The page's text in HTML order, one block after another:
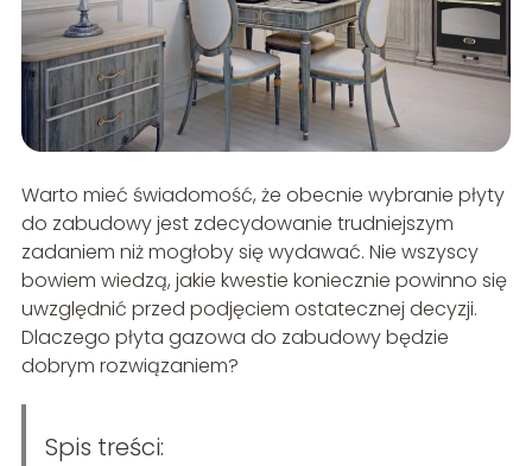
Warto mieć świadomość, że obecnie wybranie płyty
do zabudowy jest zdecydowanie trudniejszym
zadaniem niż mogłoby się wydawać. Nie wszyscy
bowiem wiedzą, jakie kwestie koniecznie powinno się
uwzględnić przed podjęciem ostatecznej decyzji.
Dlaczego płyta gazowa do zabudowy będzie
dobrym rozwiązaniem?
Spis treści: